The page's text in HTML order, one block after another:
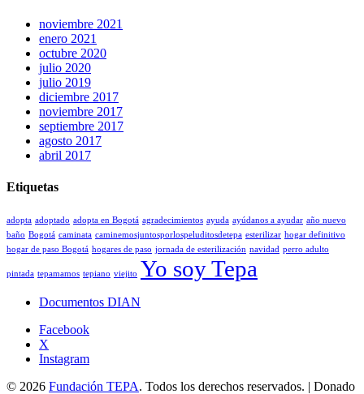
noviembre 2021
enero 2021
octubre 2020
julio 2020
julio 2019
diciembre 2017
noviembre 2017
septiembre 2017
agosto 2017
abril 2017
Etiquetas
adopta adoptado adopta en Bogotá agradecimientos ayuda ayúdanos a ayudar año nuevo
baño Bogotá caminata caminemosjuntosporlospeluditosdetepa esterilizar hogar definitivo
hogar de paso Bogotá hogares de paso jornada de esterilización navidad perro adulto
pintada tepamamos tepiano viejito Yo soy Tepa
Documentos DIAN
Facebook
X
Instagram
© 2026 Fundación TEPA. Todos los derechos reservados. | Donado